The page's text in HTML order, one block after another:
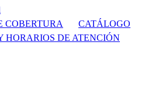
COBERTURA
CATÁLOGO
HORARIOS DE ATENCIÓN